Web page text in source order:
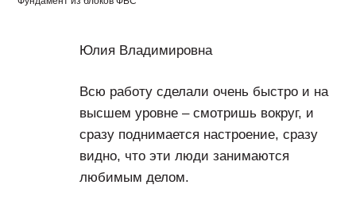
Юлия Владимировна
Всю работу сделали очень быстро и на
высшем уровне – смотришь вокруг, и
сразу поднимается настроение, сразу
видно, что эти люди занимаются
любимым делом.